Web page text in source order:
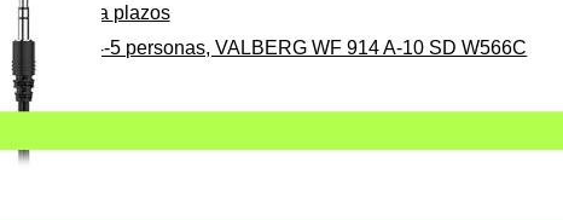
Pago a plazos
para 4-5 personas, VALBERG WF 914 A-10 SD W566C